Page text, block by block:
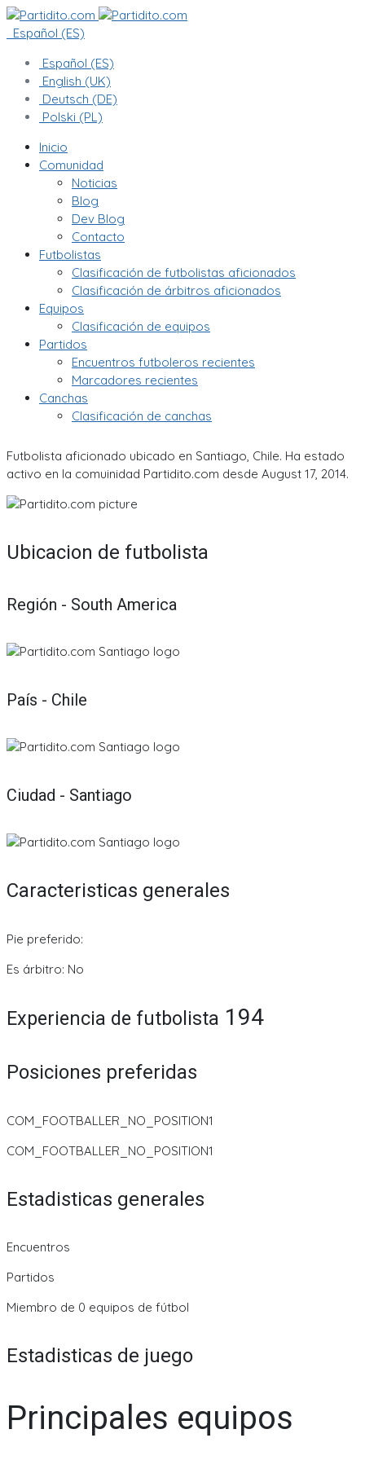
Español (ES)
Español (ES)
English (UK)
Deutsch (DE)
Polski (PL)
Inicio
Comunidad
Noticias
Blog
Dev Blog
Contacto
Futbolistas
Clasificación de futbolistas aficionados
Clasificación de árbitros aficionados
Equipos
Clasificación de equipos
Partidos
Encuentros futboleros recientes
Marcadores recientes
Canchas
Clasificación de canchas
Futbolista aficionado ubicado en Santiago, Chile. Ha estado
activo en la comuinidad Partidito.com desde August 17, 2014.
Ubicacion de futbolista
Región - South America
País - Chile
Ciudad - Santiago
Caracteristicas generales
Pie preferido:
Es árbitro: No
Experiencia de futbolista 194
Posiciones preferidas
COM_FOOTBALLER_NO_POSITION1
COM_FOOTBALLER_NO_POSITION1
Estadisticas generales
Encuentros
Partidos
Miembro de 0 equipos de fútbol
Estadisticas de juego
Principales equipos